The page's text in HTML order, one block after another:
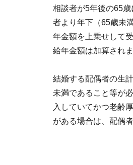
相談者が5年後の65
者より年下（65歳未
年金額を上乗せして
給年金額は加算されま
結婚する配偶者の生
未満であること等が
入していてかつ老齢
がある場合は、配偶